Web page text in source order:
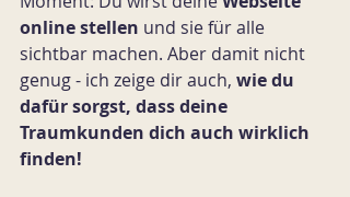
online stellen und sie für alle
sichtbar machen. Aber damit nicht
genug - ich zeige dir auch, wie du
dafür sorgst, dass deine
Traumkunden dich auch wirklich
finden!